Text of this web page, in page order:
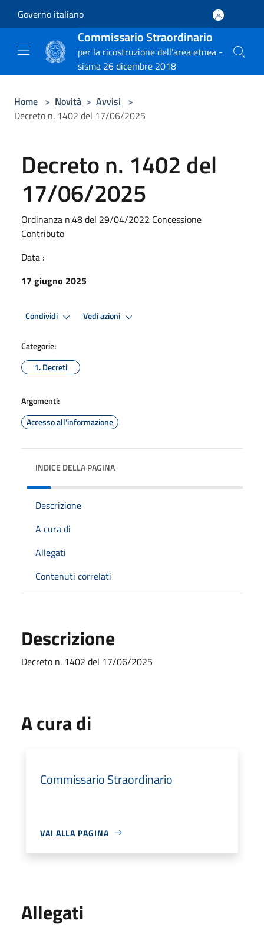
Governo italiano
Commissario Straordinario
per la ricostruzione dell'area etnea -
sisma 26 dicembre 2018
Home > Novità > Avvisi >
Decreto n. 1402 del 17/06/2025
Decreto n. 1402 del
17/06/2025
Ordinanza n.48 del 29/04/2022 Concessione
Contributo
Data :
17 giugno 2025
Condividi Vedi azioni
Categorie:
1. Decreti
Argomenti:
Accesso all'informazione
INDICE DELLA PAGINA
Descrizione
A cura di
Allegati
Contenuti correlati
Descrizione
Decreto n. 1402 del 17/06/2025
A cura di
Commissario Straordinario
VAI ALLA PAGINA
Allegati